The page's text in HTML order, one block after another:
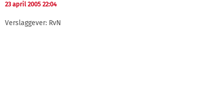
23 april 2005 22:04
Verslaggever: RvN